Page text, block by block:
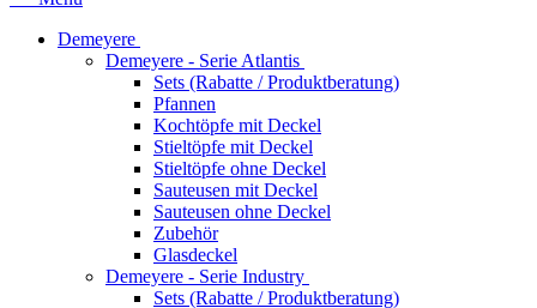
Demeyere
Demeyere - Serie Atlantis
Sets (Rabatte / Produktberatung)
Pfannen
Kochtöpfe mit Deckel
Stieltöpfe mit Deckel
Stieltöpfe ohne Deckel
Sauteusen mit Deckel
Sauteusen ohne Deckel
Zubehör
Glasdeckel
Demeyere - Serie Industry
Sets (Rabatte / Produktberatung)